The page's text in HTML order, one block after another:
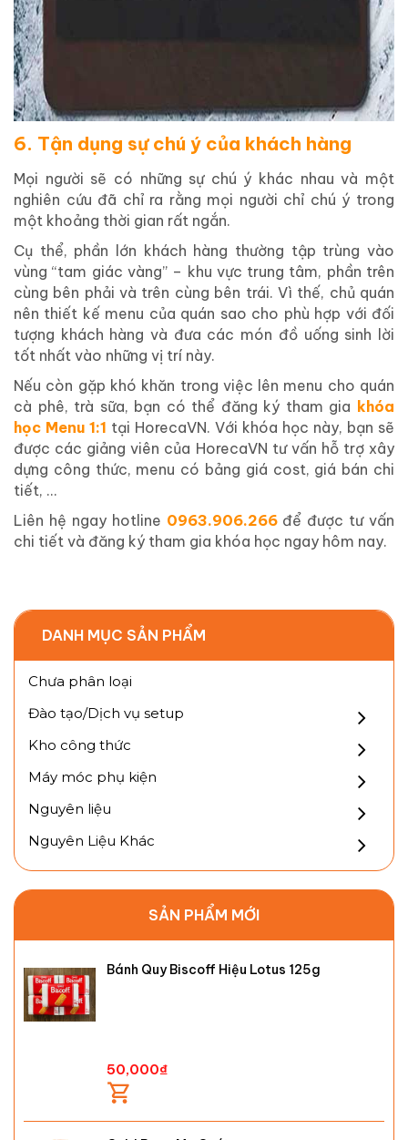
6. Tận dụng sự chú ý của khách hàng
Mọi người sẽ có những sự chú ý khác nhau và một
nghiên cứu đã chỉ ra rằng mọi người chỉ chú ý trong
một khoảng thời gian rất ngắn.
Cụ thể, phần lớn khách hàng thường tập trùng vào
vùng “tam giác vàng” – khu vực trung tâm, phần trên
cùng bên phải và trên cùng bên trái. Vì thế, chủ quán
nên thiết kế menu của quán sao cho phù hợp với đối
tượng khách hàng và đưa các món đồ uống sinh lời
tốt nhất vào những vị trí này.
Nếu còn gặp khó khăn trong việc lên menu cho quán
cà phê, trà sữa, bạn có thể đăng ký tham gia khóa
học Menu 1:1 tại HorecaVN. Với khóa học này, bạn sẽ
được các giảng viên của HorecaVN tư vấn hỗ trợ xây
dựng công thức, menu có bảng giá cost, giá bán chi
tiết, …
Liên hệ ngay hotline 0963.906.266để được tư vấn
chi tiết và đăng ký tham gia khóa học ngay hôm nay.
DANH MỤC SẢN PHẨM
Chưa phân loại
Đào tạo/Dịch vụ setup
Kho công thức
Máy móc phụ kiện
Nguyên liệu
Nguyên Liệu Khác
SẢN PHẨM MỚI
Bánh Quy Biscoff Hiệu Lotus 125g
50,000₫